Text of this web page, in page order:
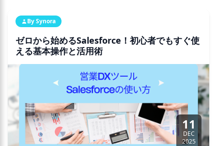
By Synora
ゼロから始めるSalesforce！初心者でもすぐ使
える基本操作と活用術
11
DEC
2025